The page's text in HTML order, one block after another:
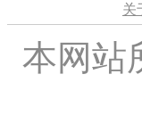
关
本网站